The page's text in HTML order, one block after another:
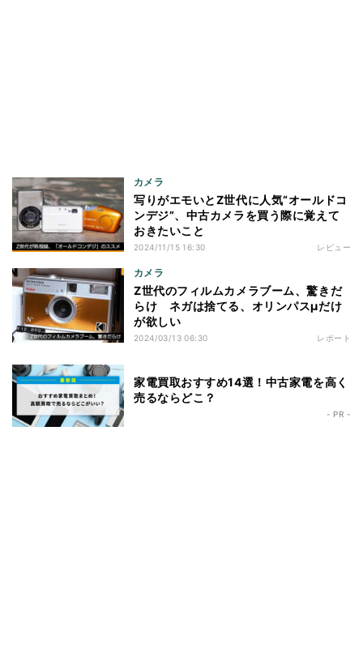
カメラ
写りがエモいとZ世代に人気“オールドコ
ンデジ”、中古カメラを買う際に覚えて
おきたいこと
2024/11/15 16:30 レビュー
カメラ
Z世代のフィルムカメラブーム、驚きだ
らけ ネガは捨てる、オリンパスμだけ
が欲しい
2024/03/13 06:30 レポート
家電買取おすすめ14選！中古家電を高く
売るならどこ？
- PR -